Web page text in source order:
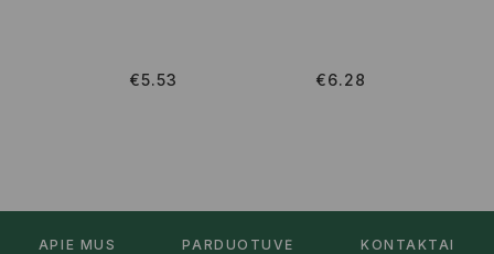
€5.53 €6.28
APIE MUS PARDUOTUVĖ KONTAKTAI